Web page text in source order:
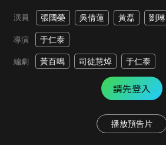
演員 張國榮 吳倩蓮 黃磊 劉琳
導演 于仁泰
編劇 黃百鳴 司徒慧焯 于仁泰
請先登入
播放預告片